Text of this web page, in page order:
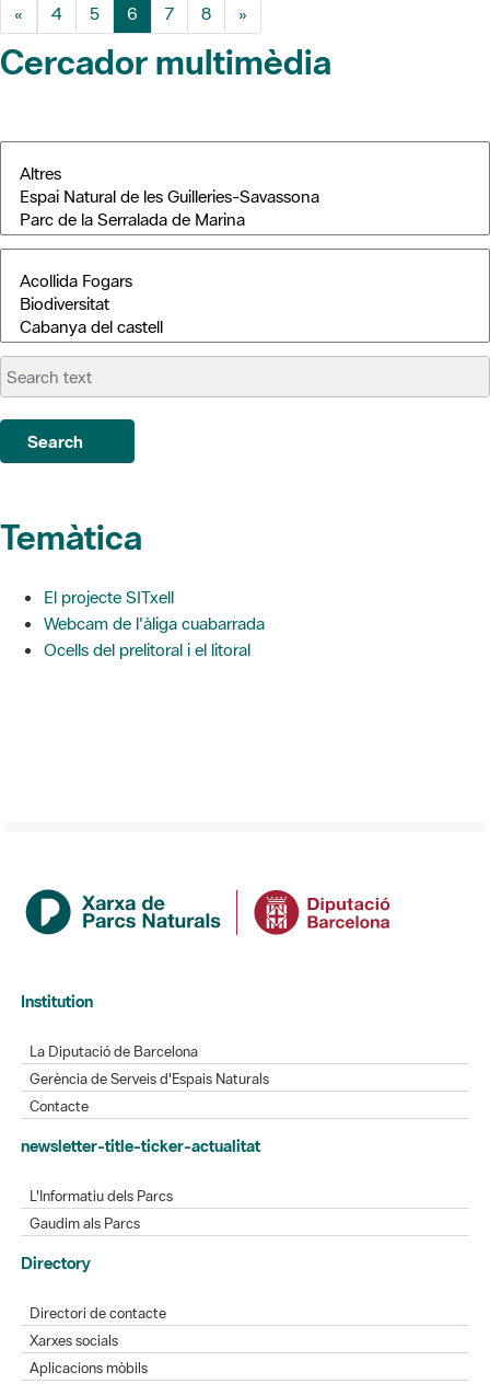
« 4 5 6 7 8 »
Cercador multimèdia
Search
Temàtica
El projecte SITxell
Webcam de l'àliga cuabarrada
Ocells del prelitoral i el litoral
Institution
La Diputació de Barcelona
Gerència de Serveis d'Espais Naturals
Contacte
newsletter-title-ticker-actualitat
L'Informatiu dels Parcs
Gaudim als Parcs
Directory
Directori de contacte
Xarxes socials
Aplicacions mòbils